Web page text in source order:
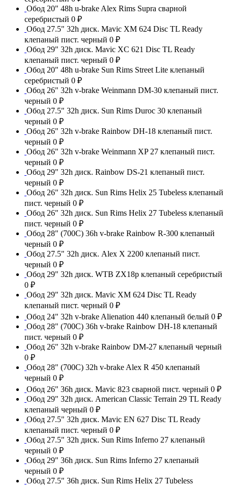
Обод 20" 48h u-brake Alex Rims Supra сварной
серебристый 0 ₽
Обод 27.5" 32h диск. Mavic XM 624 Disc TL Ready
клепаный пист. черный 0 ₽
Обод 29" 32h диск. Mavic XC 621 Disc TL Ready
клепаный пист. черный 0 ₽
Обод 20" 48h u-brake Sun Rims Street Lite клепаный
серебристый 0 ₽
Обод 26" 32h v-brake Weinmann DM-30 клепаный пист.
черный 0 ₽
Обод 27.5" 32h диск. Sun Rims Duroc 30 клепаный
черный 0 ₽
Обод 26" 32h v-brake Rainbow DH-18 клепаный пист.
черный 0 ₽
Обод 26" 32h v-brake Weinmann XP 27 клепаный пист.
черный 0 ₽
Обод 29" 32h диск. Rainbow DS-21 клепаный пист.
черный 0 ₽
Обод 26" 32h диск. Sun Rims Helix 25 Tubeless клепаный
пист. черный 0 ₽
Обод 26" 32h диск. Sun Rims Helix 27 Tubeless клепаный
пист. черный 0 ₽
Обод 28" (700С) 36h v-brake Rainbow R-300 клепаный
черный 0 ₽
Обод 27.5" 32h диск. Alex X 2200 клепаный пист.
черный 0 ₽
Обод 29" 32h диск. WTB ZX18p клепаный серебристый
0 ₽
Обод 29" 32h диск. Mavic XM 624 Disc TL Ready
клепаный пист. черный 0 ₽
Обод 24" 32h v-brake Alienation 440 клепаный белый 0 ₽
Обод 28" (700С) 36h v-brake Rainbow DH-18 клепаный
пист. черный 0 ₽
Обод 26" 32h v-brake Rainbow DM-27 клепаный черный
0 ₽
Обод 28" (700С) 32h v-brake Alex R 450 клепаный
черный 0 ₽
Обод 26" 36h диск. Mavic 823 сварной пист. черный 0 ₽
Обод 29" 32h диск. American Classic Terrain 29 TL Ready
клепаный черный 0 ₽
Обод 27.5" 32h диск. Mavic EN 627 Disc TL Ready
клепаный пист. черный 0 ₽
Обод 27.5" 32h диск. Sun Rims Inferno 27 клепаный
черный 0 ₽
Обод 29" 36h диск. Sun Rims Inferno 27 клепаный
черный 0 ₽
Обод 27.5" 36h диск. Sun Rims Helix 27 Tubeless